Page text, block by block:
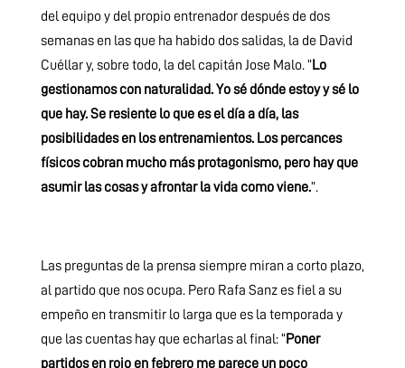
del equipo y del propio entrenador después de dos
semanas en las que ha habido dos salidas, la de David
Cuéllar y, sobre todo, la del capitán Jose Malo. “ Lo
gestionamos con naturalidad. Yo sé dónde estoy y sé lo
que hay. Se resiente lo que es el día a día, las
posibilidades en los entrenamientos. Los percances
físicos cobran mucho más protagonismo, pero hay que
asumir las cosas y afrontar la vida como viene.”.
Las preguntas de la prensa siempre miran a corto plazo,
al partido que nos ocupa. Pero Rafa Sanz es fiel a su
empeño en transmitir lo larga que es la temporada y
que las cuentas hay que echarlas al final: “ Poner
partidos en rojo en febrero me parece un poco